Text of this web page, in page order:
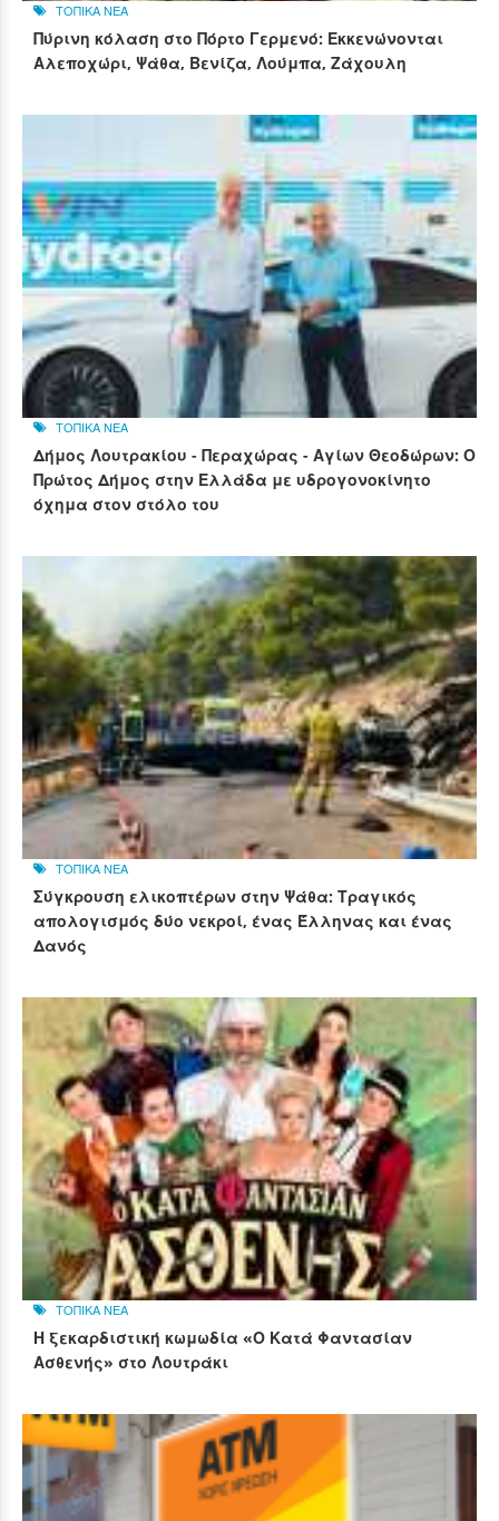
ΤΟΠΙΚΑ ΝΕΑ
Πύρινη κόλαση στο Πόρτο Γερμενό: Εκκενώνονται
Αλεποχώρι, Ψάθα, Βενίζα, Λούμπα, Ζάχουλη
ΤΟΠΙΚΑ ΝΕΑ
Δήμος Λουτρακίου - Περαχώρας - Αγίων Θεοδώρων: Ο
Πρώτος Δήμος στην Ελλάδα με υδρογονοκίνητο
όχημα στον στόλο του
ΤΟΠΙΚΑ ΝΕΑ
Σύγκρουση ελικοπτέρων στην Ψάθα: Τραγικός
απολογισμός δύο νεκροί, ένας Έλληνας και ένας
Δανός
ΤΟΠΙΚΑ ΝΕΑ
Η ξεκαρδιστική κωμωδία «Ο Κατά Φαντασίαν
Ασθενής» στο Λουτράκι